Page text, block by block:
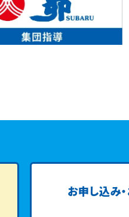
お申し込み